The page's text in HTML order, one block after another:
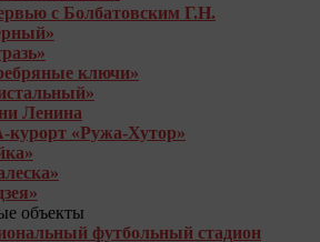
с Болбатовским Г.Н.
ключи»
Ленина
«Ружа-Хутор»
объекты
футбольный стадион